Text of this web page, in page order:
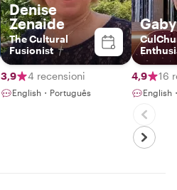
Denise
Zenaide
The Cultural
Fusionist
3,9 4 recensioni
English・Português
Gaby
4,9 16
English